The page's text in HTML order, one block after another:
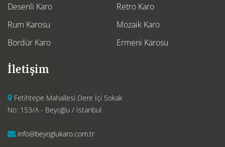
Desenli Karo
Rum Karosu
Bordür Karo
Retro Karo
Mozaik Karo
Ermeni Karosu
İletişim
Fetihtepe Mahallesi Dere İçi Sokak
No: 153/A - Beyoğlu / İstanbul
info@beyoglukaro.com.tr